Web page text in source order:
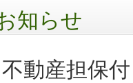
知らせ
不動産担保